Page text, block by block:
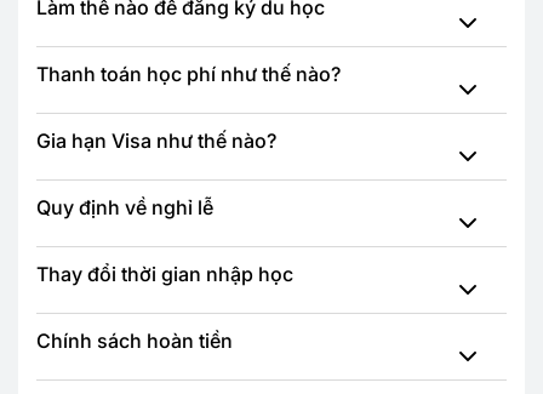
Làm thế nào để đăng ký du học
Thanh toán học phí như thế nào?
Gia hạn Visa như thế nào?
Quy định về nghỉ lễ
Thay đổi thời gian nhập học
Chính sách hoàn tiền